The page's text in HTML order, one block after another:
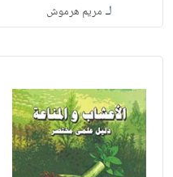
لـ مريم هرموش